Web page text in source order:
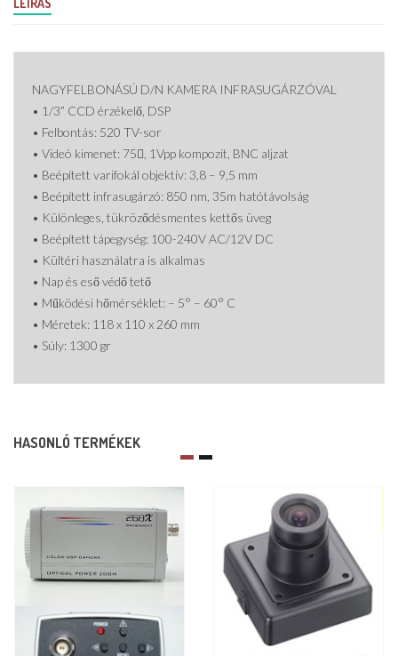
NAGYFELBONÁSÚ D/N KAMERA INFRASUGÁRZÓVAL
• 1/3” CCD érzékelő, DSP
• Felbontás: 520 TV-sor
• Videó kimenet: 75, 1Vpp kompozit, BNC aljzat
• Beépített varifokál objektív: 3,8 – 9,5 mm
• Beépített infrasugárzó: 850 nm, 35m hatótávolság
• Különleges, tükröződésmentes kettős üveg
• Beépített tápegység: 100-240V AC/12V DC
• Kültéri használatra is alkalmas
• Nap és eső védő tető
• Működési hőmérséklet: – 5° – 60° C
• Méretek: 118 x 110 x 260 mm
• Súly: 1300 gr
HASONLÓ TERMÉKEK